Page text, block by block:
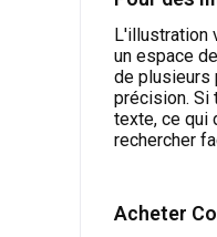
L'illustration
un espace
de plusieurs
précision. Si
texte, ce qui
rechercher
Acheter